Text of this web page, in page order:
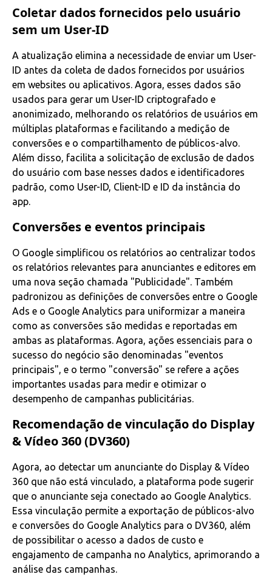
Coletar dados fornecidos pelo usuário
sem um User-ID
A atualização elimina a necessidade de enviar um User-
ID antes da coleta de dados fornecidos por usuários
em websites ou aplicativos. Agora, esses dados são
usados para gerar um User-ID criptografado e
anonimizado, melhorando os relatórios de usuários em
múltiplas plataformas e facilitando a medição de
conversões e o compartilhamento de públicos-alvo.
Além disso, facilita a solicitação de exclusão de dados
do usuário com base nesses dados e identificadores
padrão, como User-ID, Client-ID e ID da instância do
app.
Conversões e eventos principais
O Google simplificou os relatórios ao centralizar todos
os relatórios relevantes para anunciantes e editores em
uma nova seção chamada "Publicidade". Também
padronizou as definições de conversões entre o Google
Ads e o Google Analytics para uniformizar a maneira
como as conversões são medidas e reportadas em
ambas as plataformas. Agora, ações essenciais para o
sucesso do negócio são denominadas "eventos
principais", e o termo "conversão" se refere a ações
importantes usadas para medir e otimizar o
desempenho de campanhas publicitárias.
Recomendação de vinculação do Display
& Vídeo 360 (DV360)
Agora, ao detectar um anunciante do Display & Vídeo
360 que não está vinculado, a plataforma pode sugerir
que o anunciante seja conectado ao Google Analytics.
Essa vinculação permite a exportação de públicos-alvo
e conversões do Google Analytics para o DV360, além
de possibilitar o acesso a dados de custo e
engajamento de campanha no Analytics, aprimorando a
análise das campanhas.